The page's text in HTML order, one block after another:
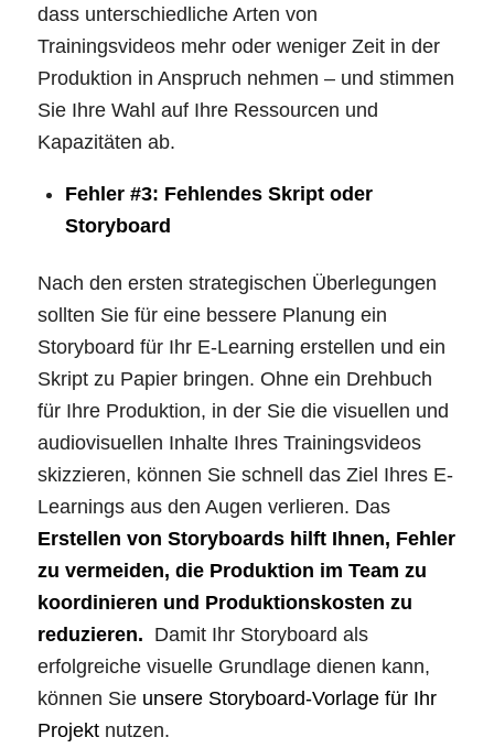
dass unterschiedliche Arten von
Trainingsvideos mehr oder weniger Zeit in der
Produktion in Anspruch nehmen – und stimmen
Sie Ihre Wahl auf Ihre Ressourcen und
Kapazitäten ab.
Fehler #3: Fehlendes Skript oder
Storyboard
Nach den ersten strategischen Überlegungen
sollten Sie für eine bessere Planung ein
Storyboard für Ihr E-Learning erstellen und ein
Skript zu Papier bringen. Ohne ein Drehbuch
für Ihre Produktion, in der Sie die visuellen und
audiovisuellen Inhalte Ihres Trainingsvideos
skizzieren, können Sie schnell das Ziel Ihres E-
Learnings aus den Augen verlieren. Das
Erstellen von Storyboards hilft Ihnen, Fehler
zu vermeiden, die Produktion im Team zu
koordinieren und Produktionskosten zu
reduzieren. Damit Ihr Storyboard als
erfolgreiche visuelle Grundlage dienen kann,
können Sie unsere Storyboard-Vorlage für Ihr
Projektnutzen.